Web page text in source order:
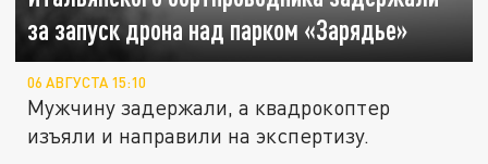
за запуск дрона над парком «Зарядье»
06 АВГУСТА 15:10
Мужчину задержали, а квадрокоптер
изъяли и направили на экспертизу.